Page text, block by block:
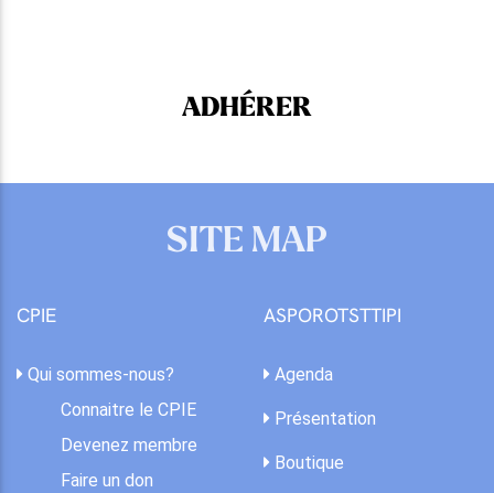
ADHÉRER
SITE MAP
CPIE
Qui sommes-nous?
Connaitre le CPIE
Devenez membre
Faire un don
ASPOROTSTTIPI
Agenda
Présentation
Boutique